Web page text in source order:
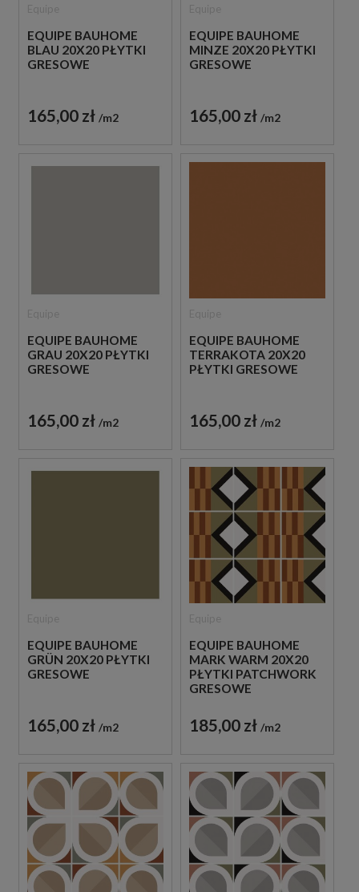
EQUIPE BAUHOME
BLAU 20X20 PŁYTKI
GRESOWE
165,00 zł m2
EQUIPE BAUHOME
MINZE 20X20 PŁYTKI
GRESOWE
165,00 zł m2
EQUIPE BAUHOME
GRAU 20X20 PŁYTKI
GRESOWE
165,00 zł m2
EQUIPE BAUHOME
TERRAKOTA 20X20
PŁYTKI GRESOWE
165,00 zł m2
EQUIPE BAUHOME
GRÜN 20X20 PŁYTKI
GRESOWE
165,00 zł m2
EQUIPE BAUHOME
MARK WARM 20X20
PŁYTKI PATCHWORK
GRESOWE
185,00 zł m2